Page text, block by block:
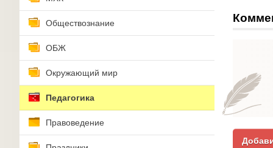
Обществознание
ОБЖ
Окружающий мир
Педагогика
Правоведение